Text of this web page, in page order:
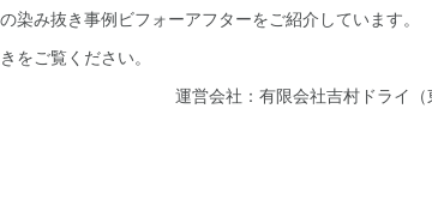
染み抜き事例ビフォーアフターをご紹介しています。
をご覧ください。
運営会社：有限会社吉村ドライ（